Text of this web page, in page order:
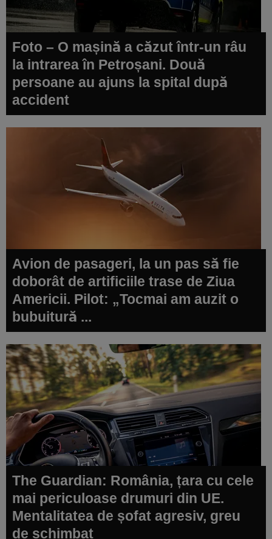
Foto – O mașină a căzut într-un râu
la intrarea în Petroșani. Două
persoane au ajuns la spital după
accident
Avion de pasageri, la un pas să fie
doborât de artificiile trase de Ziua
Americii. Pilot: „Tocmai am auzit o
bubuitură ...
The Guardian: România, țara cu cele
mai periculoase drumuri din UE.
Mentalitatea de șofat agresiv, greu
de schimbat